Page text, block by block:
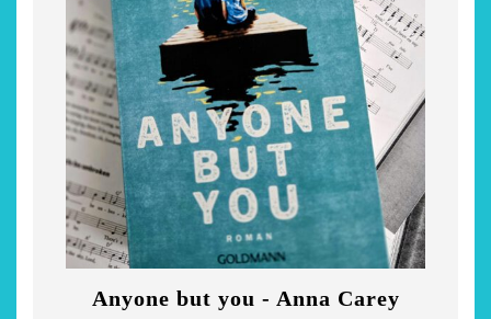
Hofcafés am
Restsommer - Kea
Anyone but you - Anna Carey